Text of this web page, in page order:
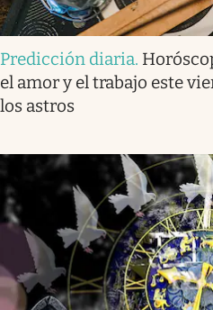
Predicción diaria.
el amor y el trabajo este
los astros